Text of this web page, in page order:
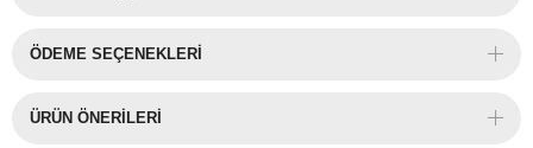
ÖDEME SEÇENEKLERI
ÜRÜN ÖNERILERI